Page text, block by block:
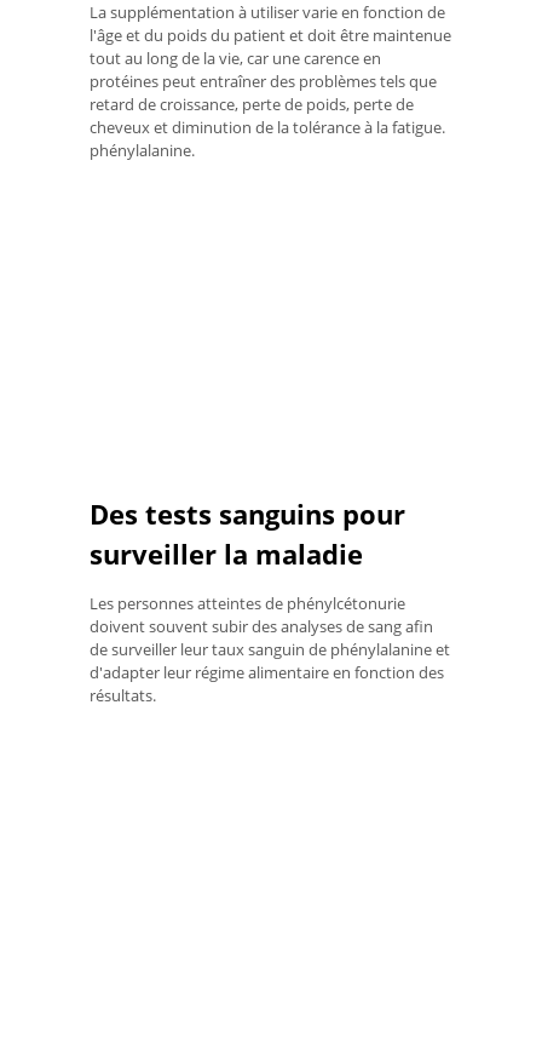
La supplémentation à utiliser varie en fonction de
l'âge et du poids du patient et doit être maintenue
tout au long de la vie, car une carence en
protéines peut entraîner des problèmes tels que
retard de croissance, perte de poids, perte de
cheveux et diminution de la tolérance à la fatigue.
phénylalanine.
Des tests sanguins pour
surveiller la maladie
Les personnes atteintes de phénylcétonurie
doivent souvent subir des analyses de sang afin
de surveiller leur taux sanguin de phénylalanine et
d'adapter leur régime alimentaire en fonction des
résultats.